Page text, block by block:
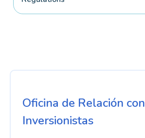
Oficina de Relación con
Inversionistas